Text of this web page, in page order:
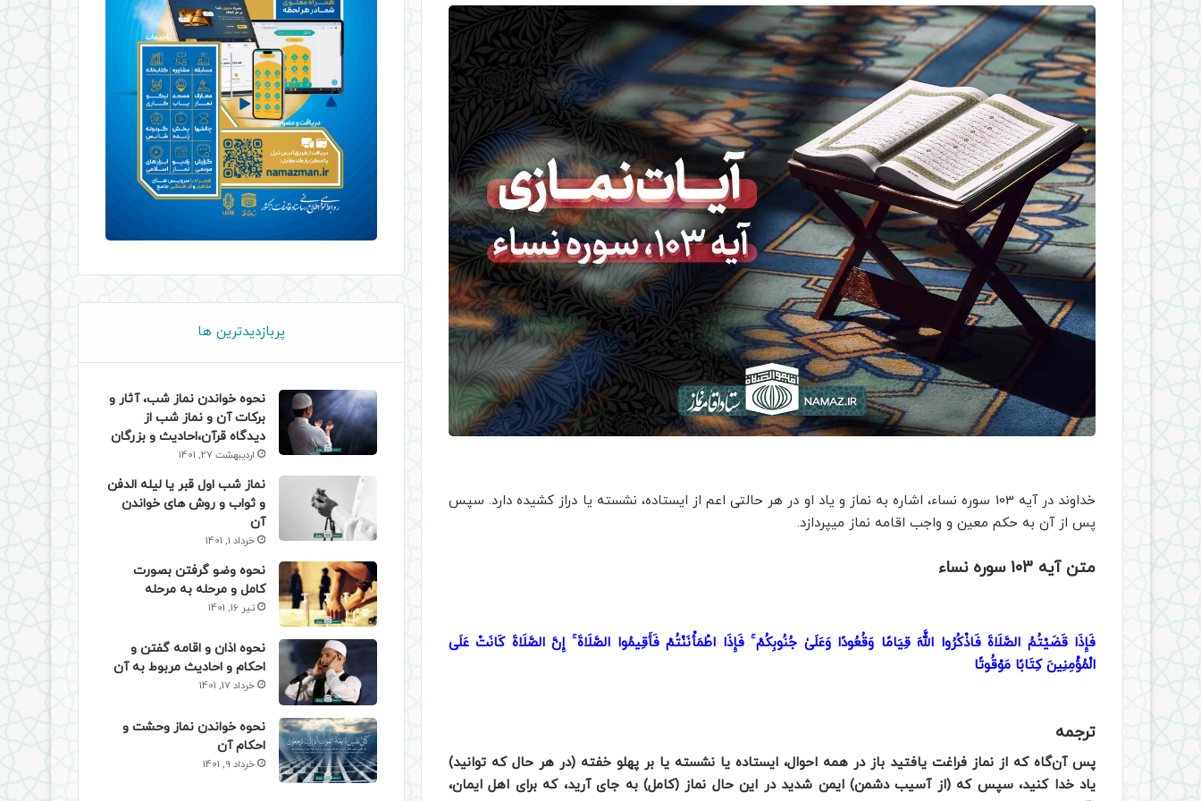
خداوند در آیه 103 سوره نساء، اشاره به نماز و یاد او در هر حالتی اعم از ایستاده، نشسته یا دراز کشیده دارد. سپس
پس از آن به حکم معین و واجب اقامه نماز میپردازد.
متن آیه 103 سوره نساء
فَإِذَا قَضَيْتُمُ الصَّلَاةَ فَاذْكُرُوا اللَّهَ قِيَامًا وَقُعُودًا وَعَلَىٰ جُنُوبِكُمْ ۚ فَإِذَا اطْمَأْنَنْتُمْ فَأَقِيمُوا الصَّلَاةَ ۚ إِنَّ الصَّلَاةَ كَانَتْ عَلَى
الْمُؤْمِنِينَ كِتَابًا مَوْقُوتًا
ترجمه
پس آن‌گاه که از نماز فراغت یافتید باز در همه احوال، ایستاده یا نشسته یا بر پهلو خفته (در هر حال که توانید)
یاد خدا کنید، سپس که (از آسیب دشمن) ایمن شدید در این حال نماز (کامل) به جای آرید، که برای اهل ایمان،
پربازدیدترین ها
نحوه خواندن نماز شب، آثار و
برکات آن و نماز شب از
دیدگاه قرآن،احادیث و بزرگان
اردیبهشت 27, 1401
نماز شب اول قبر یا لیله الدفن
و ثواب و روش های خواندن
آن
خرداد 1, 1401
نحوه وضو گرفتن بصورت
کامل و مرحله به مرحله
تیر 16, 1401
نحوه اذان و اقامه گفتن و
احکام و احادیث مربوط به آن
خرداد 17, 1401
نحوه خواندن نماز وحشت و
احکام آن
خرداد 9, 1401